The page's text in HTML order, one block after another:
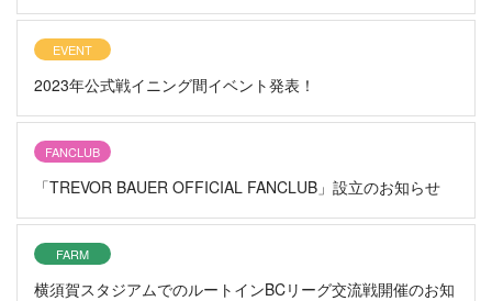
EVENT
2023年公式戦イニング間イベント発表！
FANCLUB
「TREVOR BAUER OFFICIAL FANCLUB」設立のお知らせ
FARM
横須賀スタジアムでのルートインBCリーグ交流戦開催のお知